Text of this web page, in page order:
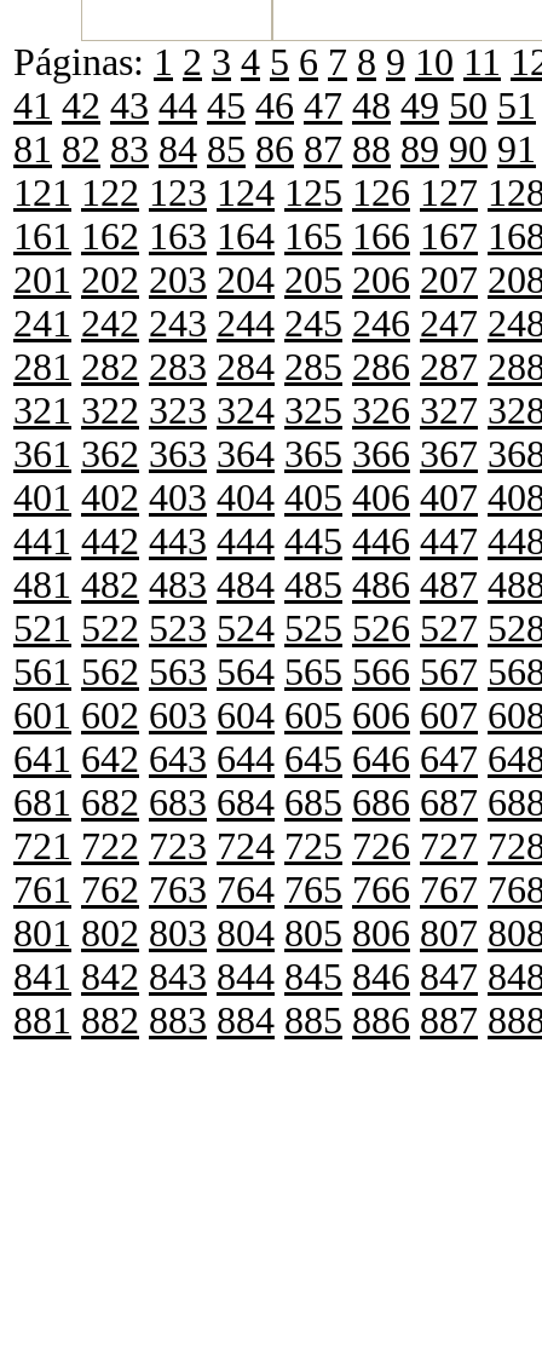
Páginas: 1 2 3 4 5 6 7 8 9 10 11
41 42 43 44 45 46 47 48 49 50 51
81 82 83 84 85 86 87 88 89 90 91
121 122 123 124 125 126 127
161 162 163 164 165 166 167
201 202 203 204 205 206 207
241 242 243 244 245 246 247
281 282 283 284 285 286 287
321 322 323 324 325 326 327
361 362 363 364 365 366 367
401 402 403 404 405 406 407
441 442 443 444 445 446 447
481 482 483 484 485 486 487
521 522 523 524 525 526 527
561 562 563 564 565 566 567
601 602 603 604 605 606 607
641 642 643 644 645 646 647
681 682 683 684 685 686 687
721 722 723 724 725 726 727
761 762 763 764 765 766 767
801 802 803 804 805 806 807
841 842 843 844 845 846 847
881 882 883 884 885 886 887